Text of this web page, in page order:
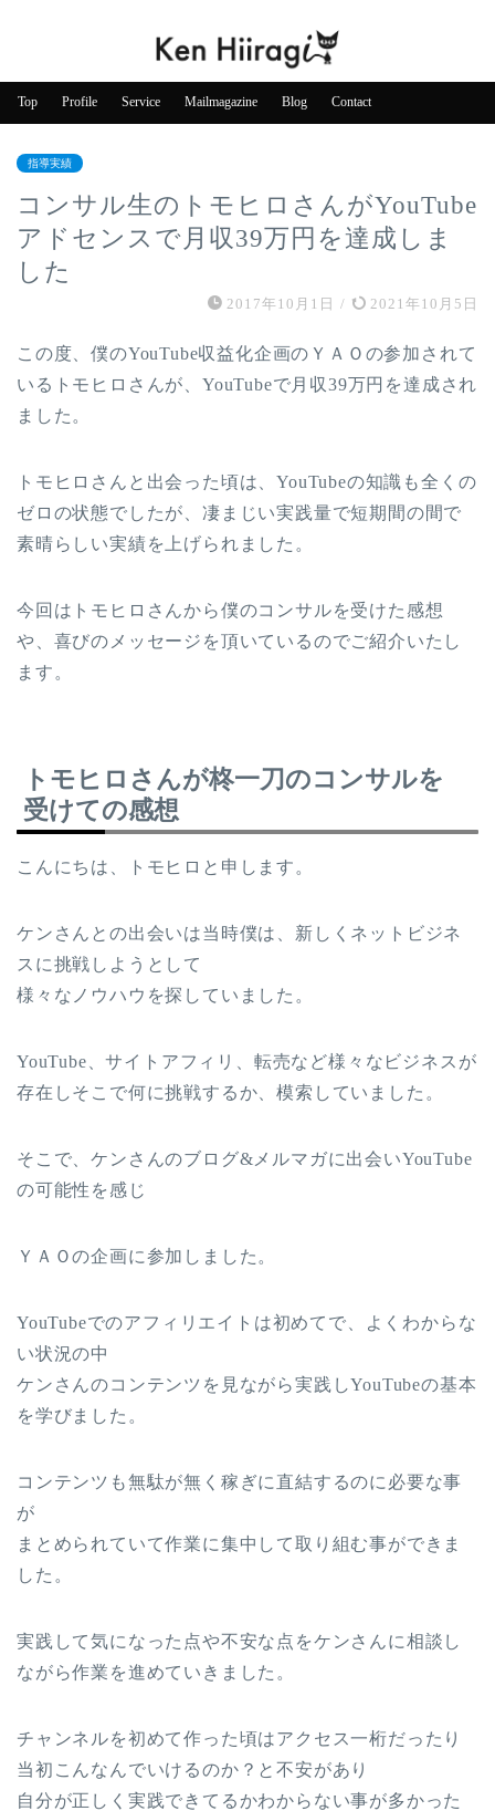
Top Profile Service Mailmagazine Blog Contact
指導実績
コンサル生のトモヒロさんがYouTube
アドセンスで月収39万円を達成しま
した
2017年10月1日 / 2021年10月5日
この度、僕のYouTube収益化企画のＹＡＯの参加されて
いるトモヒロさんが、YouTubeで月収39万円を達成され
ました。
トモヒロさんと出会った頃は、YouTubeの知識も全くの
ゼロの状態でしたが、凄まじい実践量で短期間の間で
素晴らしい実績を上げられました。
今回はトモヒロさんから僕のコンサルを受けた感想
や、喜びのメッセージを頂いているのでご紹介いたし
ます。
トモヒロさんが柊一刀のコンサルを
受けての感想
こんにちは、トモヒロと申します。
ケンさんとの出会いは当時僕は、新しくネットビジネ
スに挑戦しようとして
様々なノウハウを探していました。
YouTube、サイトアフィリ、転売など様々なビジネスが
存在しそこで何に挑戦するか、模索していました。
そこで、ケンさんのブログ&メルマガに出会いYouTube
の可能性を感じ
ＹＡＯの企画に参加しました。
YouTubeでのアフィリエイトは初めてで、よくわからな
い状況の中
ケンさんのコンテンツを見ながら実践しYouTubeの基本
を学びました。
コンテンツも無駄が無く稼ぎに直結するのに必要な事
が
まとめられていて作業に集中して取り組む事ができま
した。
実践して気になった点や不安な点をケンさんに相談し
ながら作業を進めていきました。
チャンネルを初めて作った頃はアクセス一桁だったり
当初こんなんでいけるのか？と不安があり
自分が正しく実践できてるかわからない事が多かった